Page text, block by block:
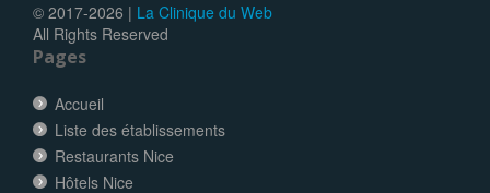
© 2017-2026 | La Clinique du Web
All Rights Reserved
Pages
Accueil
Liste des établissements
Restaurants Nice
Hôtels Nice